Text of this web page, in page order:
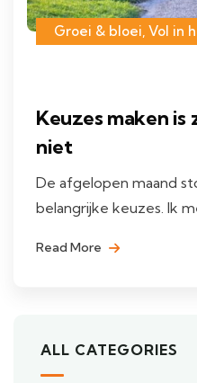
Groei & bloei, Vol in
Keuzes maken
niet
De afgelopen maand
belangrijke keuzes. Ik
Read More
ALL CATEGORIES